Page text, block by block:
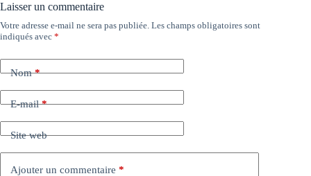
Laisser un commentaire
Votre adresse e-mail ne sera pas publiée. Les champs obligatoires sont
indiqués avec *
Nom*
E-mail*
Site web
Ajouter un commentaire *